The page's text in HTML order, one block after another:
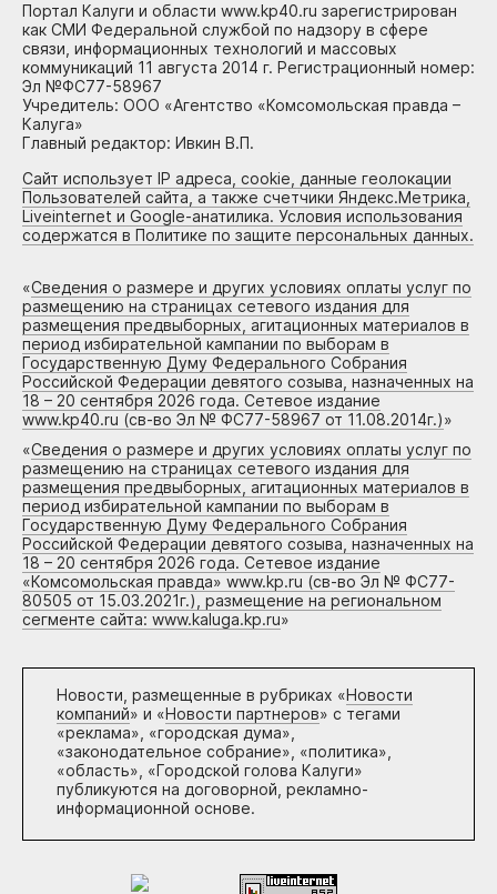
Портал Калуги и области www.kp40.ru зарегистрирован
как СМИ Федеральной службой по надзору в сфере
связи, информационных технологий и массовых
коммуникаций 11 августа 2014 г. Регистрационный номер:
Эл №ФС77-58967
Учредитель: ООО «Агентство «Комсомольская правда –
Калуга»
Главный редактор: Ивкин В.П.
Сайт использует IP адреса, cookie, данные геолокации
Пользователей сайта, а также счетчики Яндекс.Метрика,
Liveinternet и Google-анатилика. Условия использования
содержатся в Политике по защите персональных данных.
«Сведения о размере и других условиях оплаты услуг по
размещению на страницах сетевого издания для
размещения предвыборных, агитационных материалов в
период избирательной кампании по выборам в
Государственную Думу Федерального Собрания
Российской Федерации девятого созыва, назначенных на
18 – 20 сентября 2026 года. Сетевое издание
www.kp40.ru (св-во Эл № ФС77-58967 от 11.08.2014г.)»
«Сведения о размере и других условиях оплаты услуг по
размещению на страницах сетевого издания для
размещения предвыборных, агитационных материалов в
период избирательной кампании по выборам в
Государственную Думу Федерального Собрания
Российской Федерации девятого созыва, назначенных на
18 – 20 сентября 2026 года. Сетевое издание
«Комсомольская правда» www.kp.ru (св-во Эл № ФС77-
80505 от 15.03.2021г.), размещение на региональном
сегменте сайта: www.kaluga.kp.ru»
Новости, размещенные в рубриках «Новости
компаний» и «Новости партнеров» с тегами
«реклама», «городская дума»,
«законодательное собрание», «политика»,
«область», «Городской голова Калуги»
публикуются на договорной, рекламно-
информационной основе.